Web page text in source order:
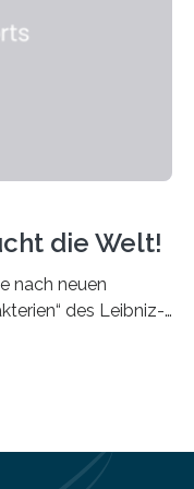
die
die Welt!
nach neuen
des Leibniz-
sind weltweit auf